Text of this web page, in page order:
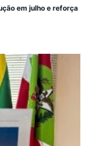
em julho e reforça